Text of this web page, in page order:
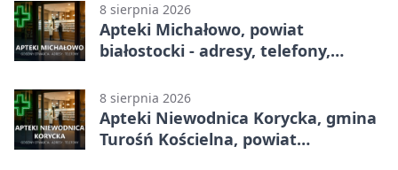
8 sierpnia 2026
Apteki Michałowo, powiat
białostocki - adresy, telefony,
8 sierpnia 2026
Apteki Niewodnica Korycka, gmina
Turośń Kościelna, powiat